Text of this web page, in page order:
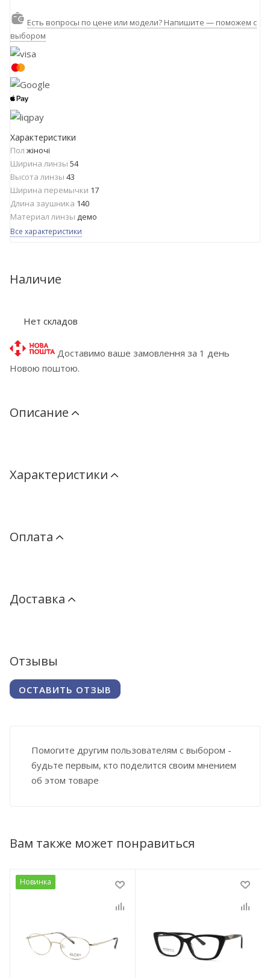
Есть вопросы по цене или модели? Напишите — поможем с
выбором
Характеристики
Пол жіночі
Ширина линзы 54
Высота линзы 43
Ширина перемычки 17
Длина заушника 140
Материал линзы демо
Все характеристики
Наличие
Нет складов
Доставимо ваше замовлення за 1 день
Новою поштою.
Описание
Характеристики
Оплата
Доставка
Отзывы
ОСТАВИТЬ ОТЗЫВ
Помогите другим пользователям с выбором -
будьте первым, кто поделится своим мнением
об этом товаре
Вам также может понравиться
Новинка